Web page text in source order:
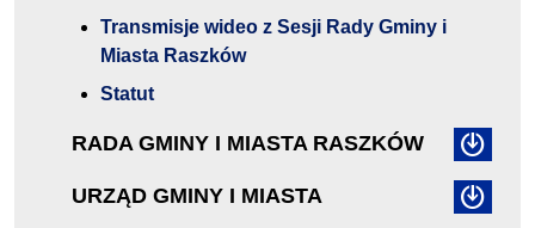
Transmisje wideo z Sesji Rady Gminy i
Miasta Raszków
Statut
RADA GMINY I MIASTA RASZKÓW
URZĄD GMINY I MIASTA